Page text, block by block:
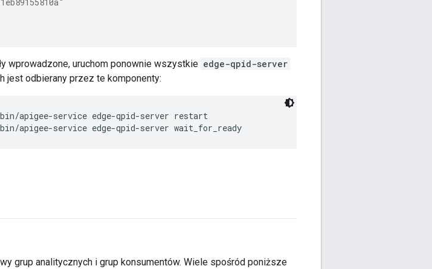
wprowadzone, uruchom ponownie wszystkie edge-qpid-server
jest odbierany przez te komponenty:
apigee-service edge-qpid-server restart
apigee-service edge-qpid-server wait_for_ready
grup analitycznych i grup konsumentów. Wiele spośród poniższe